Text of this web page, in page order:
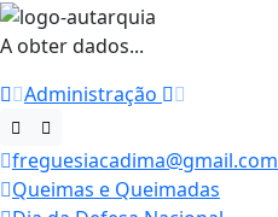
A obter dados...
Administração
freguesiacadima@gmail.com
Queimas e Queimadas